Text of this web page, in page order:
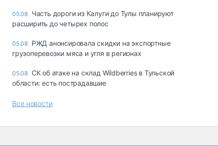
05.08 Часть дороги из Калуги до Тулы планируют
расширить до четырех полос
05.08 РЖД анонсировала скидки на экспортные
грузоперевозки мяса и угля в регионах
05.08 СК об атаке на склад Wildberries в Тульской
области: есть пострадавшие
Все новости